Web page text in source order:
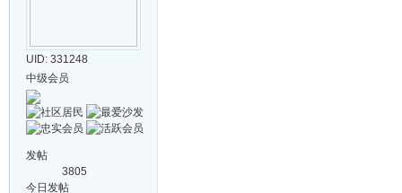
UID: 331248
中级会员
发帖
3805
今日发帖